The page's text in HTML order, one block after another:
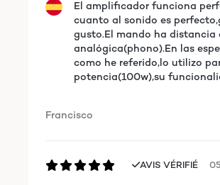
El amplificador funciona
cuanto al sonido es
gusto.El mando ha distancia
analógica(phono).En las
como he referido,lo utilizo
potencia(100w),su
Francisco
AVIS VÉRIFIÉ